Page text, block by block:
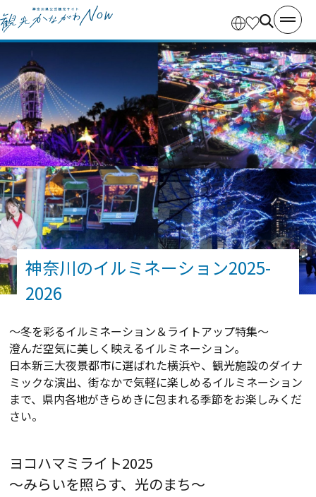
神奈川のイルミネーション2025-
2026
～冬を彩るイルミネーション＆ライトアップ特集～
澄んだ空気に美しく映えるイルミネーション。
日本新三大夜景都市に選ばれた横浜や、観光施設のダイナ
ミックな演出、街なかで気軽に楽しめるイルミネーション
まで、県内各地がきらめきに包まれる季節をお楽しみくだ
さい。
ヨコハマミライト2025
～みらいを照らす、光のまち～